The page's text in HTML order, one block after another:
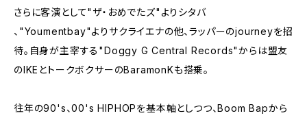
さらに客演として"ザ・おめでたズ"よりシタバ
、"Youmentbay"よりサクライエナの他、ラッパーのjourneyを招
待。自身が主宰する"Doggy G Central Records"からは盟友
のIKEとトークボクサーのBaramonKも搭乗。
往年の90's、00's HIPHOPを基本軸としつつ、Boom Bapから